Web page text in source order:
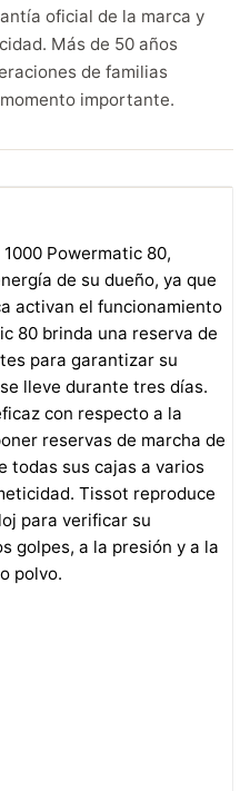
oficial de la marca y
Más de 50 años
de familias
importante.
Powermatic 80,
de su dueño, ya que
activan el funcionamiento
80 brinda una reserva de
para garantizar su
lleve durante tres días.
con respecto a la
reservas de marcha de
todas sus cajas a varios
Tissot reproduce
para verificar su
golpes, a la presión y a la
polvo.